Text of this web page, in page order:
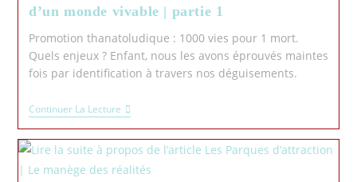
d’un monde vivable | partie 1
Promotion thanatoludique : 1000 vies pour 1 mort.
Quels enjeux ? Enfant, nous les avons éprouvés maintes
fois par identification à travers nos déguisements.
Continuer La Lecture